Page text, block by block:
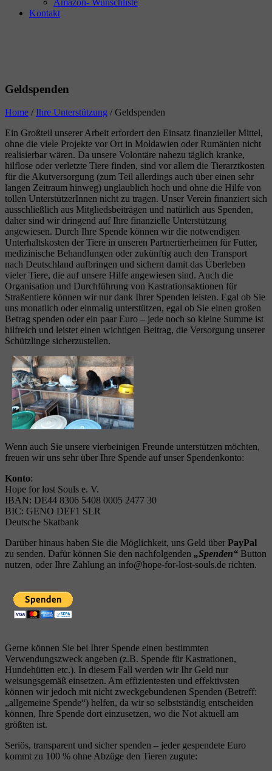
Amazon- Wunschliste
Kontakt
Geldspenden
Home /Ihre Unterstützung /Geldspenden
Ein Großteil unserer Arbeit erfordert den Einsatz finanzieller Mittel,
ohne die viele Projekte vor Ort in Moldawien oder Rumänien nicht
realisierbar wären. Da unsere Volontäre nahezu täglich kranke,
hilflose oder verletzte Tiere finden, sind vor allem die Tierarztkosten
für die Akutversorgung (zum Teil allerdings auch über einen sehr
langen Zeitraum hinweg) unglaublich hoch und ohne die Hilfe von
tollen UnterstützerInnen nicht zu tragen. Unser Verein finanziert sich
ausschließlich aus Mitgliedsbeiträgen und natürlich aus Spenden,
daher sind wir dringend auf Ihre finanzielle Unterstützung
angewiesen. Durch Ihre Spende können wir die notwendigen
Unterhaltskosten der Tiere in unseren Partnertierheimen für Futter,
medizinische Behandlungen oder zukünftig auch den Transport
nach Deutschland aufbringen und sichern damit das Überleben
vieler Tiere, die auf unsere Hilfe angewiesen sind. Auch die
Organisation und Durchführung von Kastrationsaktionen für
Straßentiere können wir nur dank Ihrer Spenden leisten. Egal ob Sie
uns monatlich oder einmalig unterstützen, egal ob Sie einen großen
Betrag spenden oder ein paar Euro – jede noch so kleine Summe ist
hilfreich und leistet einen wichtigen Beitrag, die Versorgung unserer
Schützlinge sicherzustellen.
Wenn auch Sie unsere vierbeinigen Freunde unterstützen möchten,
freuen wir uns sehr über Ihre Spende auf unser Spendenkonto:
Konto:
Hope for lost Souls e. V.
IBAN: DE44 8306 5408 0005 2477 30
BIC: GENO DEF1 SLR
Deutsche Skatbank
Darüber hinaus haben Sie die Möglichkeit, uns Geld über PayPal
zu senden. Dafür können Sie den nachfolgenden „Spenden“ Button
nutzen, oder Ihre Zahlung an info@hope-for-lost-souls.de richten.
Gerne können Sie bei Ihrer Spende einen bestimmten
Verwendungszweck angeben (z.B. Spende für Kastrationen,
Hundehütten etc.). In diesem Fall werden wir Ihr Geld nur
weisungsgemäß einsetzen. Am effizientesten und effektivsten
können wir jedoch mit nicht zweckgebundenen Spenden (Betreff:
„allgemeine Spende“) helfen, da wir so selbstständig entscheiden
können, Ihre Spende dort einzusetzen, wo die Not aktuell am
größten ist.
Seriös, transparent und sicher spenden – jeder gespendete Euro
kommt zu 100 % ohne Abzüge den Tieren zugute: